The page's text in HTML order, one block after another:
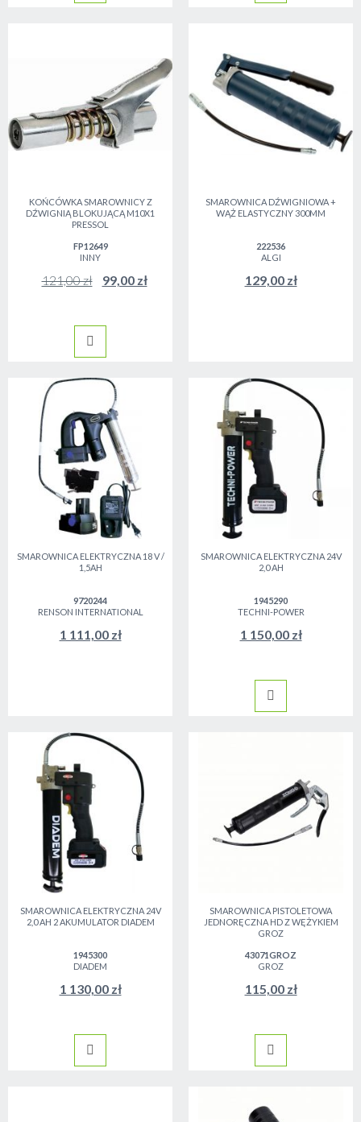
KOŃCÓWKA SMAROWNICY Z
DŹWIGNIĄ BLOKUJĄCĄ M10X1
PRESSOL
FP12649
INNY
121,00 zł
Cena
promocyjna
99,00 zł
SMAROWNICA DŹWIGNIOWA +
WĄŻ ELASTYCZNY 300MM
222536
ALGI
129,00 zł
SMAROWNICA ELEKTRYCZNA 18 V /
1,5AH
9720244
RENSON INTERNATIONAL
1 111,00 zł
SMAROWNICA ELEKTRYCZNA 24V
2,0 AH
1945290
TECHNI-POWER
1 150,00 zł
SMAROWNICA ELEKTRYCZNA 24V
2,0 AH 2 AKUMULATOR DIADEM
1945300
DIADEM
1 130,00 zł
SMAROWNICA PISTOLETOWA
JEDNORĘCZNA HD Z WĘŻYKIEM
GROZ
43071GROZ
GROZ
115,00 zł